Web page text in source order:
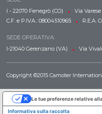
I - 22070 Fenegrò (CO)
• Via Varese
C.F. e P.IVA.: 08004510965
• R.E.A.
SEDE OPERATIVA:
I-21040 Gerenzano (VA)
• Via
Copyright ©2015 Camoter
Informativa sulla raccolta
Le tue preferenze relative